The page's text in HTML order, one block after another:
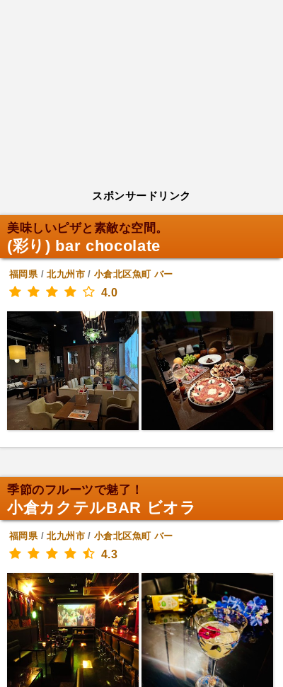
スポンサードリンク
美味しいピザと素敵な空間。
(彩り) bar chocolate
福岡県/北九州市/小倉北区魚町 バー
4.0
季節のフルーツで魅了！
小倉カクテルBAR ビオラ
福岡県/北九州市/小倉北区魚町 バー
4.3